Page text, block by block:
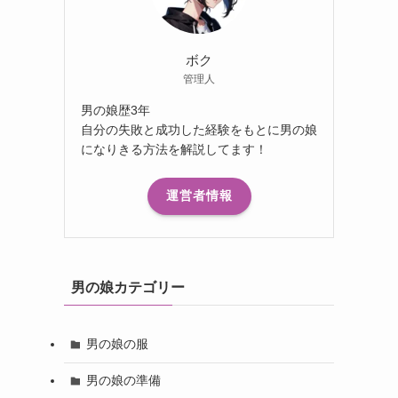
ボク
管理人
男の娘歴3年
自分の失敗と成功した経験をもとに男の娘
になりきる方法を解説してます！
運営者情報
男の娘カテゴリー
男の娘の服
男の娘の準備